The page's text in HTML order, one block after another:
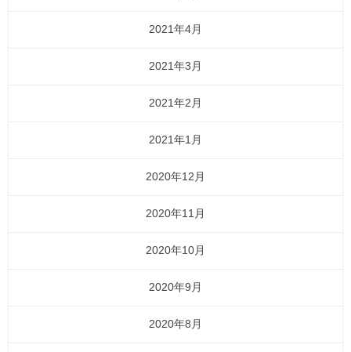
2021年4月
2021年3月
2021年2月
2021年1月
2020年12月
2020年11月
2020年10月
2020年9月
2020年8月